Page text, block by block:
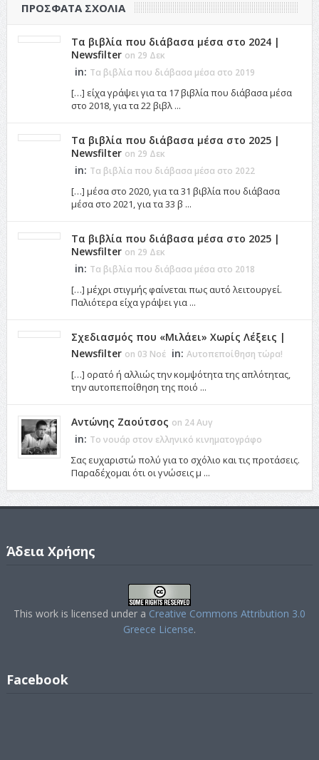
ΠΡΌΣΦΑΤΑ ΣΧΌΛΙΑ
Τα βιβλία που διάβασα μέσα στο 2024 |
Newsfilter on 29 Δεκ
in: Τα βιβλία που διάβασα μέσα στο 2019
[…] είχα γράψει για τα 17 βιβλία που διάβασα μέσα
στο 2018, για τα 22 βιβλ ...
Τα βιβλία που διάβασα μέσα στο 2025 |
Newsfilter on 29 Δεκ
in: Τα βιβλία που διάβασα μέσα στο 2022
[…] μέσα στο 2020, για τα 31 βιβλία που διάβασα
μέσα στο 2021, για τα 33 β ...
Τα βιβλία που διάβασα μέσα στο 2025 |
Newsfilter on 29 Δεκ
in: Τα βιβλία που διάβασα μέσα στο 2018
[…] μέχρι στιγμής φαίνεται πως αυτό λειτουργεί.
Παλιότερα είχα γράψει για ...
Σχεδιασμός που «Μιλάει» Χωρίς Λέξεις |
Newsfilter on 03 Νοέ in: Αυτοπεποίθηση τώρα!
[…] ορατό ή αλλιώς την κομψότητα της απλότητας,
την αυτοπεποίθηση της ποιό ...
Αντώνης Ζαούτσος on 24 Αυγ
in: Το νουάρ στον ελληνικό κινηματογράφο
Σας ευχαριστώ πολύ για το σχόλιο και τις προτάσεις.
Παραδέχομαι ότι οι γνώσεις μ ...
Άδεια Χρήσης
This work is licensed under a Creative Commons Attribution 3.0
Greece License.
Facebook